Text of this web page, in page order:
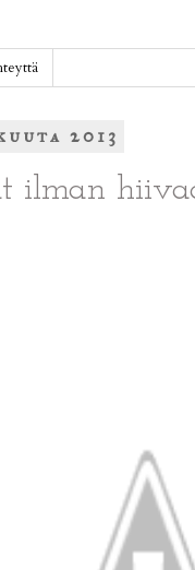
2013
ilman